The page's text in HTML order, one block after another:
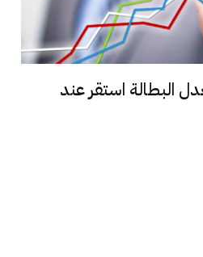
البطالة استقر عند